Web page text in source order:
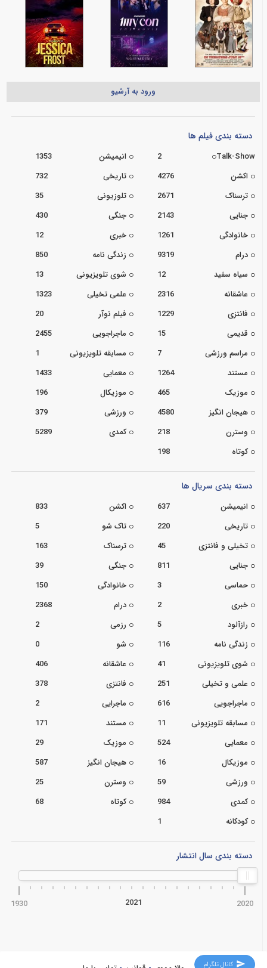
ورود به آرشیو
دسته بندی فیلم ها
Talk-Show
2 انیمیشن
1353
اکشن
4276 تاریخی
732
ترسناک
2671 تلوزیونی
35
جنایی
2143 جنگی
430
خانوادگی
1261 خبری
12
درام
9319 زندگی نامه
850
سیاه سفید
12 شوی تلویزیونی
13
عاشقانه
2316 علمی تخیلی
1323
فانتزی
1229 فیلم نوآر
20
قدیمی
15 ماجراجویی
2455
مراسم ورزشی
7 مسابقه تلویزیونی
1
مستند
1264 معمایی
1433
موزیک
465 موزیکال
196
هیجان انگیز
4580 ورزشی
379
وسترن
218 کمدی
5289
کوتاه
198
دسته بندی سریال ها
انیمیشن 637 اکشن
833
تاریخی
220 تاک شو
5
تخیلی و فانتزی
45 ترسناک
163
جنایی
811 جنگی
39
حماسی
3 خانوادگی
150
خبری
2 درام
2368
رازآلود
5 رزمی
2
زندگی نامه
116 شو
0
شوی تلویزیونی
41 عاشقانه
406
علمی و تخیلی
251 فانتزی
378
ماجراجویی
616 ماجرایی
2
مسابقه تلویزیونی
11 مستند
171
معمایی
524 موزیک
29
موزیکال
16 هیجان انگیز
587
ورزشی
59 وسترن
25
کمدی
984 کوتاه
68
کودکانه
1
دسته بندی سال انتشار
1930 2020
2021
کانال تلگرام